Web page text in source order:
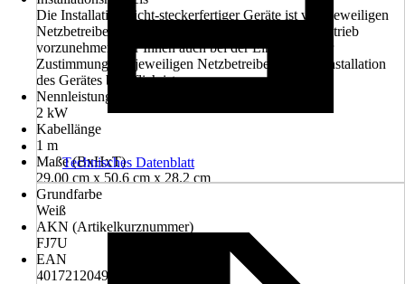
Die Installation nicht-steckerfertiger Geräte ist vom jeweiligen
Netzbetreiber oder von einem eingetragenen Fachbetrieb
vorzunehmen, der Ihnen auch bei der Einholung der
Zustimmung des jeweiligen Netzbetreibers für die Installation
des Gerätes behilflich ist.
Nennleistung
2 kW
Kabellänge
1 m
Maße (BxHxT)
29.00 cm x 50.6 cm x 28.2 cm
Grundfarbe
Weiß
AKN (Artikelkurznummer)
FJ7U
EAN
4017212049808
Technisches Datenblatt